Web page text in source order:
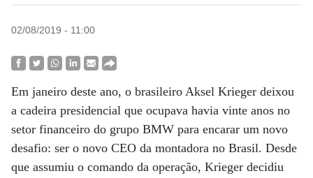
02/08/2019 - 11:00
Em janeiro deste ano, o brasileiro Aksel Krieger deixou
a cadeira presidencial que ocupava havia vinte anos no
setor financeiro do grupo BMW para encarar um novo
desafio: ser o novo CEO da montadora no Brasil. Desde
que assumiu o comando da operação, Krieger decidiu